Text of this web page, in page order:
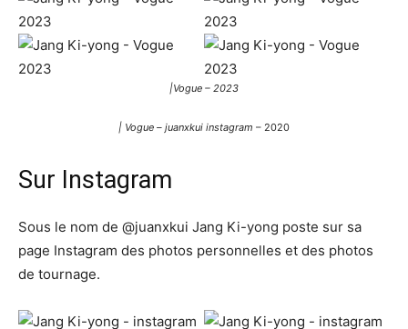
|Vogue – 2023
| Vogue – juanxkui instagram – 2020
Sur Instagram
Sous le nom de @juanxkui Jang Ki-yong poste sur sa
page Instagram des photos personnelles et des photos
de tournage.